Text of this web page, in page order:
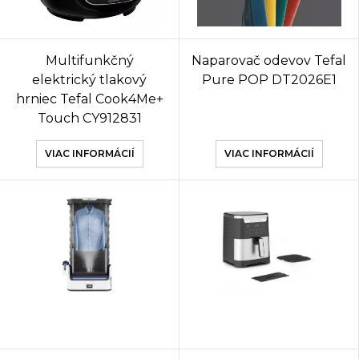
Multifunkčný
elektrický tlakový
hrniec Tefal Cook4Me+
Touch CY912831
VIAC INFORMÁCIÍ
Naparovač odevov Tefal
Pure POP DT2026E1
VIAC INFORMÁCIÍ